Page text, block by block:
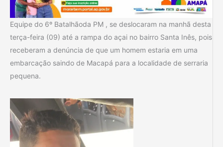
Equipe do 6º Batalhãoda PM , se deslocaram na manhã desta
terça-feira (09) até a rampa do açai no bairro Santa Inês, pois
receberam a denúncia de que um homem estaria em uma
embarcação saindo de Macapá para a localidade de serraria
pequena.